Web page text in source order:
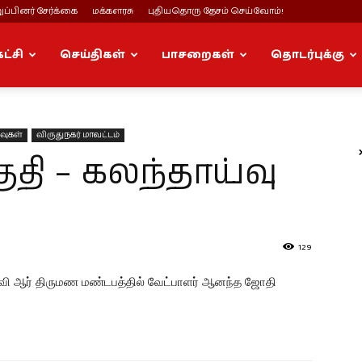
சேர்க்கை மக்களரசு புதியதொரு தேசம் செய்வோம்!
செய்திகள் பாசறைகள் தொடர்புக்கு
விருதுநகர் மாவட்டம்
– கலந்தாய்வு
129
வி ஆர் திருமண மண்டபத்தில் வேட்பாளர் ஆனந்த ஜோதி